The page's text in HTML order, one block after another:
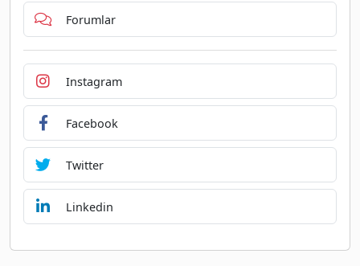
Forumlar
Instagram
Facebook
Twitter
Linkedin